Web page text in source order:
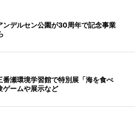
ンデルセン公園が30周年で記念事業
番瀬環境学習館で特別展「海を食べ
ームや展示など